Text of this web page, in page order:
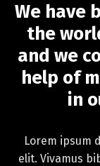
We have
the
and we
help of
in
Lorem ipsum
elit. Vivamus